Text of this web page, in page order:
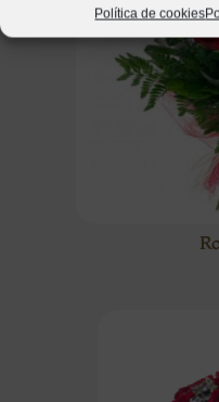
Política de cookies